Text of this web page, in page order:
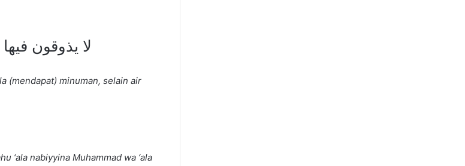
لا يذوقون
(mendapat) minuman, selain air
‘ala nabiyyina Muhammad wa ‘ala